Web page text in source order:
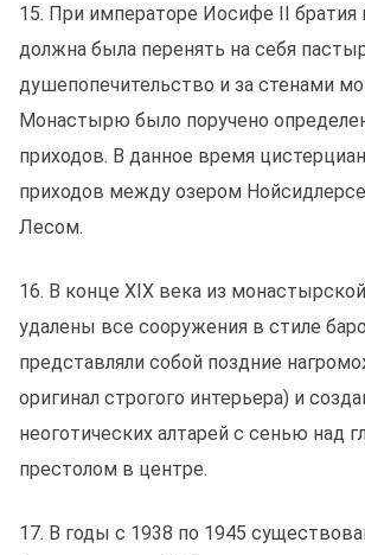
15. При императоре Иосифе II
должна была перенять на себя
душепопечительcтво и за стенами
Монастырю было поручено
приходов. В данное время
приходов между озером
Лесом.
16. В конце XIX века из
удалены все сооружения в стиле
представляли собой поздние
оригинал строгого интерьера) и
неоготических алтарей с сенью над
престолом в центре.
17. В годы с 1938 по 1945